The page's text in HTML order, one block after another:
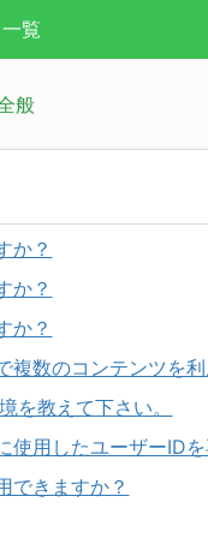
覧
般
か？
か？
か？
複数のコンテンツを
を教えて下さい。
使用したユーザーID
できますか？